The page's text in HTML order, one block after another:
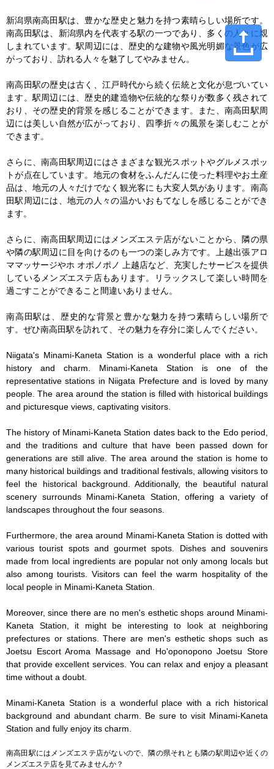
新潟県南高田駅は、豊かな歴史と魅力を持つ素晴らしい場所です。
南高田駅は、新潟県内を代表する駅の一つであり、多くの人々に親
しまれています。駅周辺には、歴史的な建物や風光明媚な景色が広
がっており、訪れる人々を魅了してやみません。
南高田駅の歴史は古く、江戸時代から続く伝統と文化が息づいてい
ます。駅周辺には、歴史的建造物や伝統的な祭りが数多く残されて
おり、その歴史的背景を感じることができます。また、南高田駅周
辺には美しい自然が広がっており、四季折々の風景を楽しむことが
できます。
さらに、南高田駅周辺にはさまざまな観光スポットやグルメスポッ
トが点在しています。地元の食材をふんだんに使った料理やお土産
品は、地元の人々だけでなく観光客にも大変人気があります。南高
田駅周辺には、地元の人々の温かいおもてなしを感じることができ
ます。
さらに、南高田駅周辺にはメンズエステ店がないことから、隣の県
や隣の駅周辺に目を向けるのも一つの楽しみ方です。上越出張アロ
ママッサージやホ オポノポノ 上越店など、充実したサービスを提供
しているメンズエステ店もあります。リラックスして楽しい時間を
過ごすことができること間違いありません。
南高田駅は、歴史的な背景と豊かな魅力を持つ素晴らしい場所で
す。ぜひ南高田駅を訪れて、その魅力を存分に楽しんでください。
Niigata's Minami-Kaneta Station is a wonderful place with a rich
history and charm. Minami-Kaneta Station is one of the
representative stations in Niigata Prefecture and is loved by many
people. The area around the station is filled with historical buildings
and picturesque views, captivating visitors.
The history of Minami-Kaneta Station dates back to the Edo period,
and the traditions and culture that have been passed down for
generations are still alive. The area around the station is home to
many historical buildings and traditional festivals, allowing visitors to
feel the historical background. Additionally, the beautiful natural
scenery surrounds Minami-Kaneta Station, offering a variety of
landscapes throughout the four seasons.
Furthermore, the area around Minami-Kaneta Station is dotted with
various tourist spots and gourmet spots. Dishes and souvenirs
made from local ingredients are popular not only among locals but
also among tourists. Visitors can feel the warm hospitality of the
local people in Minami-Kaneta Station.
Moreover, since there are no men's esthetic shops around Minami-
Kaneta Station, it might be interesting to look at neighboring
prefectures or stations. There are men's esthetic shops such as
Joetsu Escort Aroma Massage and Ho'oponopono Joetsu Store
that provide excellent services. You can relax and enjoy a pleasant
time without a doubt.
Minami-Kaneta Station is a wonderful place with a rich historical
background and abundant charm. Be sure to visit Minami-Kaneta
Station and fully enjoy its charm.
南高田駅にはメンズエステ店がないので、隣の県それとも隣の駅周辺や近くの
メンズエステ店を見てみませんか？